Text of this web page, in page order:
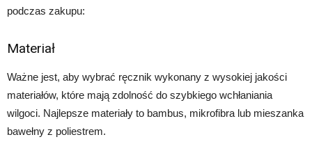
podczas zakupu:
Materiał
Ważne jest, aby wybrać ręcznik wykonany z wysokiej jakości
materiałów, które mają zdolność do szybkiego wchłaniania
wilgoci. Najlepsze materiały to bambus, mikrofibra lub mieszanka
bawełny z poliestrem.